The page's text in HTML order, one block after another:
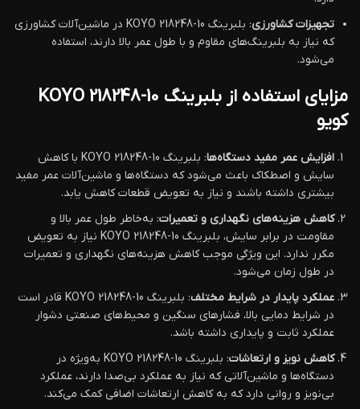
تجهیزات کشاورزی
: بلبرینگ KOYO 218248-10 در ماشین‌آلات کشاورزی
که نیاز به بلبرینگ‌های مقاوم و با طول عمر بالا دارند، استفاده
می‌شود.
مزایای استفاده از بلبرینگ KOYO 218248-10
کویو
افزایش عمر مفید دستگاه‌ها
: بلبرینگ KOYO 218248-10 با کاهش
سایش و اصطکاک باعث می‌شود که دستگاه‌ها و ماشین‌آلات عمر مفید
بیشتری داشته باشند و نیاز به تعویض قطعات کاهش یابد.
کاهش هزینه‌های نگهداری و تعمیرات: به‌خاطر طول عمر بالا و
مقاومت در برابر سایش، بلبرینگ KOYO 218248-10 نیاز به تعویض
مکرر ندارد. این ویژگی موجب کاهش هزینه‌های نگهداری و تعمیرات
در طول زمان می‌شود.
عملکرد پایدار در شرایط مختلف
: بلبرینگ KOYO 218248-10 قادر است
در شرایط دمایی بالا، فشارهای سنگین و محیط‌های صنعتی دشوار
عملکرد ثابت و پایداری داشته باشد.
کاهش نویز و ارتعاشات
: بلبرینگ KOYO 218248-10 به‌ویژه در
دستگاه‌ها و ماشین‌آلاتی که نیاز به عملکرد بی‌صدا دارند، عملکرد
بی‌نویز و روانی دارد که به کاهش ارتعاشات اضافی کمک می‌کند.